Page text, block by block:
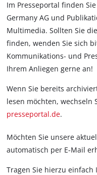
Im Presseportal finden
Germany AG und
Multimedia. Sollten Sie
finden, wenden Sie sich
Kommunikations- und
Ihrem Anliegen gerne an!
Wenn Sie bereits
lesen möchten, wechseln
presseportal.de.
Möchten Sie unsere
automatisch per E-Mail
Tragen Sie hierzu